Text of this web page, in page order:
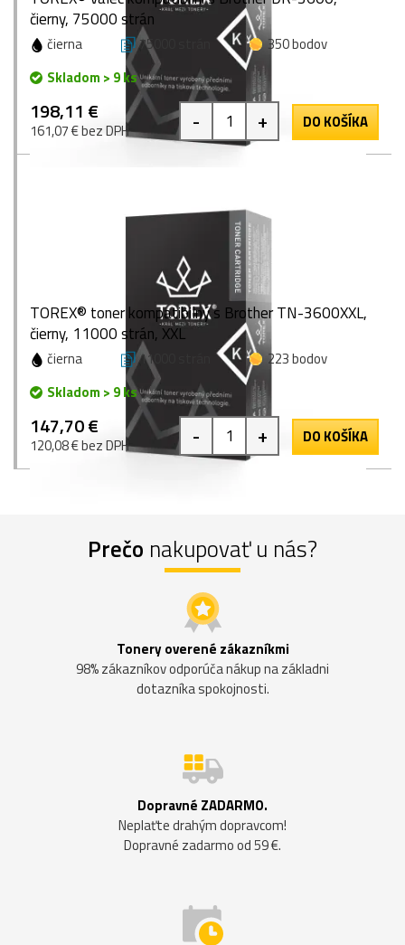
čierny, 75000 strán
čierna 75000 strán
350 bodov
Skladom > 9 ks
198,11 €
161,07 € bez DPH - + DO KOŠÍKA
TOREX® toner kompatibilný s Brother TN-3600XXL,
čierny, 11000 strán, XXL
čierna 11000 strán
223 bodov
Skladom > 9 ks
147,70 €
120,08 € bez DPH - + DO KOŠÍKA
Prečo nakupovať u nás?
Tonery overené zákazníkmi
98% zákazníkov odporúča nákup na základni
dotazníka spokojnosti.
Dopravné ZADARMO.
Neplaťte drahým dopravcom!
Dopravné zadarmo od 59 €.